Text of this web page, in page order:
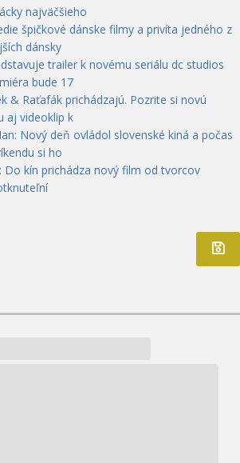
najväčšieho
špičkové dánske filmy a privíta jedného z
dánsky
trailer k novému seriálu dc studios
bude 17
& Raťafák prichádzajú. Pozrite si novú
aj videoklip k
Nový deň ovládol slovenské kiná a počas
si ho
Do kín prichádza nový film od tvorcov